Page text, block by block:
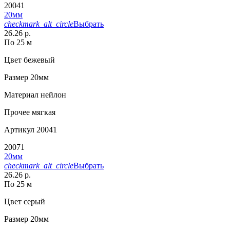
20041
20мм
checkmark_alt_circleВыбрать
26.26 р.
По 25 м
Цвет бежевый
Размер 20мм
Материал нейлон
Прочее мягкая
Артикул 20041
20071
20мм
checkmark_alt_circleВыбрать
26.26 р.
По 25 м
Цвет серый
Размер 20мм